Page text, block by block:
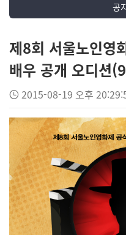
공
제8회 서울노인영
배우 공개 오디션
2015-08-19 오후